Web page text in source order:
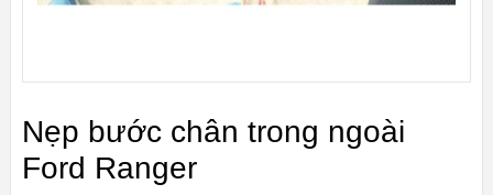
Nẹp bước chân trong ngoài
Ford Ranger